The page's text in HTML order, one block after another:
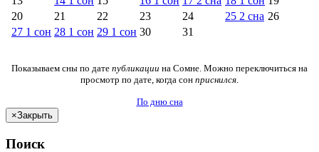
20
21 22 23 24 25 2 сна 26
27 1 сон 28 1 сон 29 1 сон 30 31
Показываем сны по дате публикации на Сомне. Можно переключиться на
просмотр по дате, когда сон приснился
По дню сна
×Закрыть
Поиск